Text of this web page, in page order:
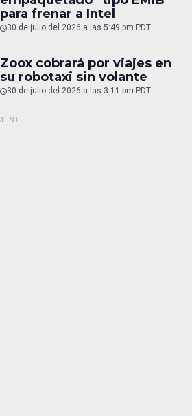
para frenar a Intel
30 de julio del 2026 a las 5:49 pm PDT
Zoox cobrará por viajes en
su robotaxi sin volante
30 de julio del 2026 a las 3:11 pm PDT